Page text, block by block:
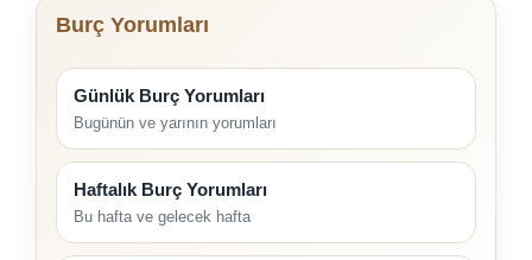
Burç Yorumları
Günlük Burç Yorumları
Bugünün ve yarının yorumları
Haftalık Burç Yorumları
Bu hafta ve gelecek hafta